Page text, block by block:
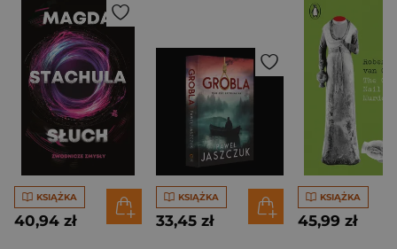
KSIĄŻKA
40,94 zł
KSIĄŻKA
33,45 zł
KSIĄŻKA
45,99 zł